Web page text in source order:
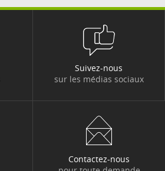
Suivez-nous
sur les médias sociaux
Contactez-nous